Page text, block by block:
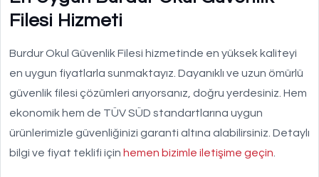
Filesi Hizmeti
Burdur Okul Güvenlik Filesi hizmetinde en yüksek kaliteyi
en uygun fiyatlarla sunmaktayız. Dayanıklı ve uzun ömürlü
güvenlik filesi çözümleri arıyorsanız, doğru yerdesiniz. Hem
ekonomik hem de TÜV SÜD standartlarına uygun
ürünlerimizle güvenliğinizi garanti altına alabilirsiniz. Detaylı
bilgi ve fiyat teklifi için hemen bizimle iletişime geçin